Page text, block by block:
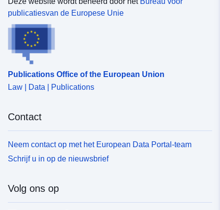
uriRef:
http://data.europa.eu/88u/dataset/
Soort:
publicatiesvan de Europese Unie
Publications Office of the European Union
Law | Data | Publications
Contact
Neem contact op met het European Data Portal-team
Schrijf u in op de nieuwsbrief
Volg ons op